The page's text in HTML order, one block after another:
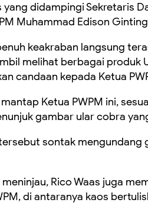
yang didampingi Sekretaris
Muhammad Edison
keakraban langsung
melihat berbagai produk
candaan kepada Ketua
Ketua PWPM ini,
gambar ular cobra
sontak mengundang
meninjau, Rico Waas juga
di antaranya kaos